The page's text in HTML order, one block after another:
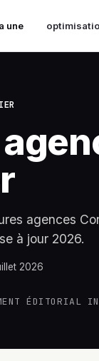
une
agences
à jour 2026.
2026
ÉDITORIAL